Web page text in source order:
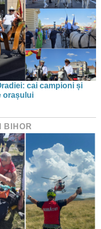
cai campioni și
orașului
BIHOR